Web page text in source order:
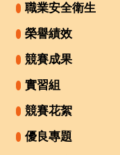
職業安全衛生
榮譽績效
競賽成果
實習組
競賽花絮
優良專題